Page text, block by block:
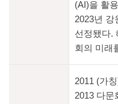
(AI)을 활
2023년 강
선정됐다.
회의 미래
2011 (가
2013 다문